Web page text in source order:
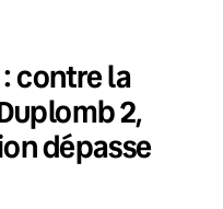
contre la
2,
dépasse